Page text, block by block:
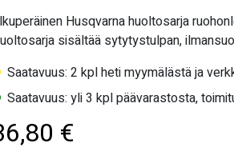
Husqvarna huoltosarja
sisältää sytytystulpan,
Saatavuus: 2 kpl heti myymälästä ja
Saatavuus: yli 3 kpl päävarastosta,
€